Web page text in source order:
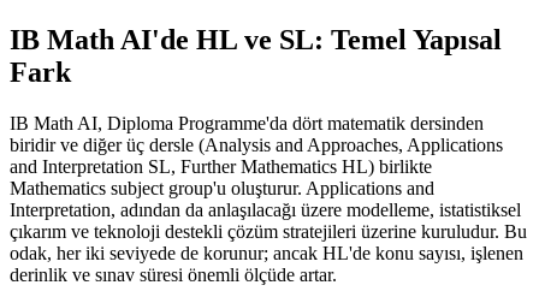
IB Math AI'de HL ve SL: Temel Yapısal
Fark
IB Math AI, Diploma Programme'da dört matematik dersinden
biridir ve diğer üç dersle (Analysis and Approaches, Applications
and Interpretation SL, Further Mathematics HL) birlikte
Mathematics subject group'u oluşturur. Applications and
Interpretation, adından da anlaşılacağı üzere modelleme, istatistiksel
çıkarım ve teknoloji destekli çözüm stratejileri üzerine kuruludur. Bu
odak, her iki seviyede de korunur; ancak HL'de konu sayısı, işlenen
derinlik ve sınav süresi önemli ölçüde artar.